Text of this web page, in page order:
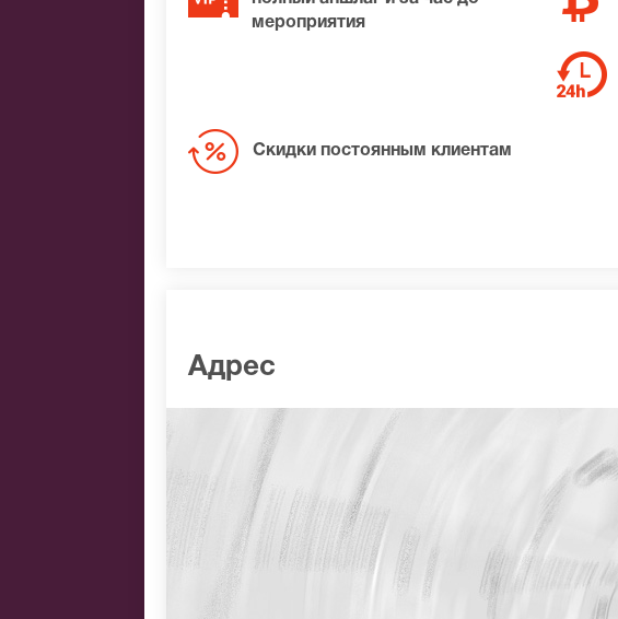
мероприятия
Скидки постоянным клиентам
Адрес